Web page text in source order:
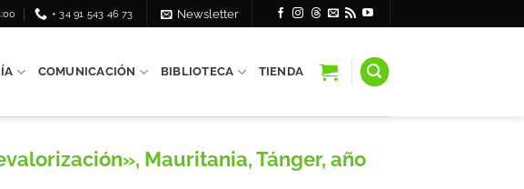
+ 34 91 543 46 73 Newsletter
COMUNICACIÓN BIBLIOTECA TIENDA
Mauritania, Tánger, año